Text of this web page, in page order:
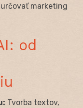
marketing
od
Tvorba textov,